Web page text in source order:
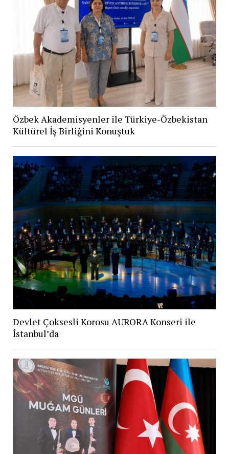
Özbek Akademisyenler ile Türkiye-Özbekistan
Kültürel İş Birliğini Konuştuk
Devlet Çoksesli Korosu AURORA Konseri ile
İstanbul’da